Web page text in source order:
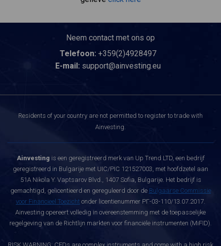
Neem contact met ons op
Telefoon: +359(2)4928497
E-mail: support@ainvesting.eu
Residents of your country are not permitted to register to trade with
Ainvesting.
Ainvesting is een geregistreerd merk van Up Trend LTD, een bedrijf
geregistreerd in Bulgarije met UIC/PIC 121527003, met hoofdzetel aan
51A Nikola Y. Vaptsarov Blvd., 1407 Sofia, Bulgarije. Het bedrijf is
gemachtigd, gelicentieerd en gereguleerd door de Bulgaarse Commissie
voor Financieel Toezicht onder licentienummer РГ-03-110/13.07.2017.
Ainvesting opereert volledig in overeenstemming met de toepasselijke
regelgeving van de Richtlijn markten voor financiële instrumenten (MiFID).